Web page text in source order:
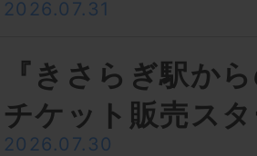
2026.07.31
『きさらぎ駅か
チケット販売ス
2026.07.30